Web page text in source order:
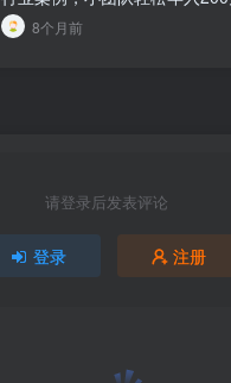
8个月前
请登录后发表评论
登录 注册